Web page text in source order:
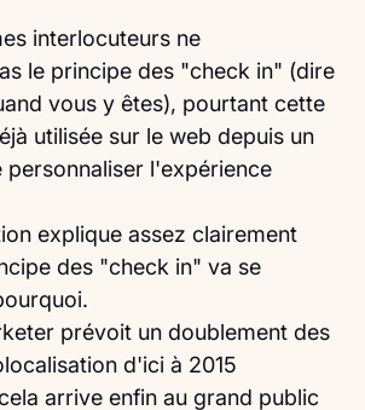
interlocuteurs ne
le principe des "check in" (dire
vous y êtes), pourtant cette
utilisée sur le web depuis un
personnaliser l'expérience
explique assez clairement
des "check in" va se
prévoit un doublement des
d'ici à 2015
arrive enfin au grand public